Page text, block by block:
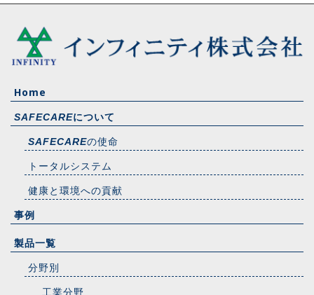
Home
SAFECAREについて
SAFECAREの使命
トータルシステム
健康と環境への貢献
事例
製品一覧
分野別
工業分野